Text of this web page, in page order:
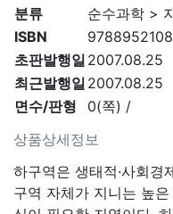
상품상세정보
분류
순수과학 >
ISBN
초판발행일 2007.08.25
최근발행일 2007.08.25
면수/판형
0(쪽) /
하구역은 생태적·사회
구역 자체가 지니는 높